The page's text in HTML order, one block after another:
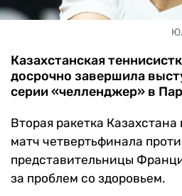
БУКМЕКЕРЫ
Казахстанская
досрочно завершила
серии «челленджер» в
Вторая ракетка
матч четвертьфинала
представительницы
за проблем со здоровьем.